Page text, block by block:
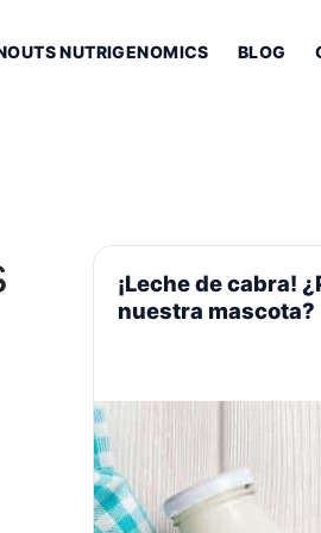
NUTRIGENOMICS BLOG
¡Leche de cabra!
nuestra mascota?